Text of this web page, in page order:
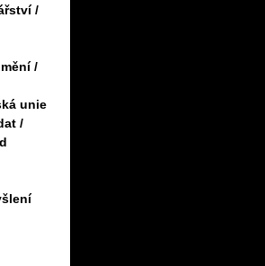
/
/
unie
/